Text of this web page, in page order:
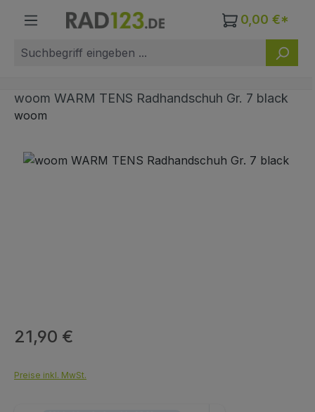
Zum Hauptinhalt springen 0,00 €*
woom WARM TENS Radhandschuh Gr. 7 black
woom
Bildergalerie überspringen
Regulärer Preis:
21,90 €
Preise inkl. MwSt.